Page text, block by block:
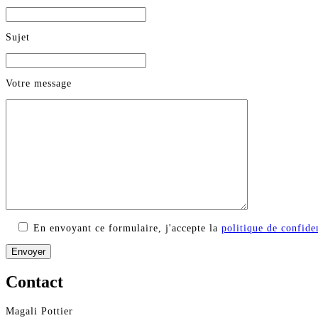
Sujet
Votre message
En envoyant ce formulaire, j'accepte la politique de
Contact
Magali Pottier